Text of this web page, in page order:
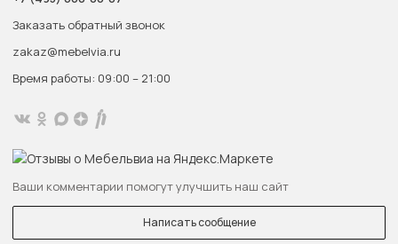
Заказать обратный звонок
zakaz@mebelvia.ru
Время работы: 09:00 – 21:00
Ваши комментарии помогут улучшить наш сайт
Написать сообщение